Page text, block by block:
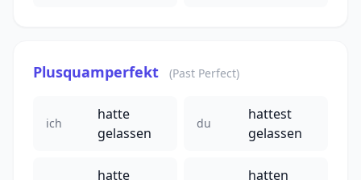
Plusquamperfekt (Past Perfect)
ich
hatte
gelassen
du
hattest
gelassen
hatte
hatten